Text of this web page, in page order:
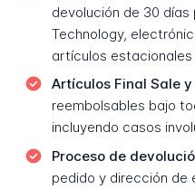
devolución de 30 días
Technology,
artículos estacionales
Artículos Final Sale y
reembolsables bajo
incluyendo casos
Proceso de
pedido y dirección de